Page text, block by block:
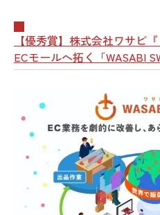
【優秀賞】株式会社ワサビ
ECモールへ拓く「WASABI